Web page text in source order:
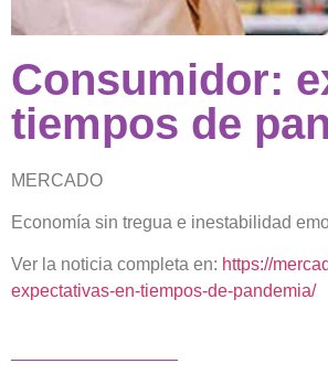
Consumidor:
tiempos de
MERCADO
Economía sin tregua e inestabilidad
Ver la noticia completa en: https://
expectativas-en-tiempos-de-pandemia/